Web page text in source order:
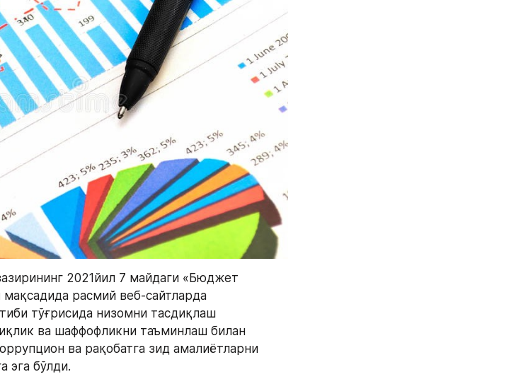
2021йил 7 майдаги «Бюджет
расмий веб-сайтларда
тўғрисида низомни тасдиқлаш
ва шаффофликни таъминлаш билан
ва рақобатга зид амалиётларни
эга бўлди.